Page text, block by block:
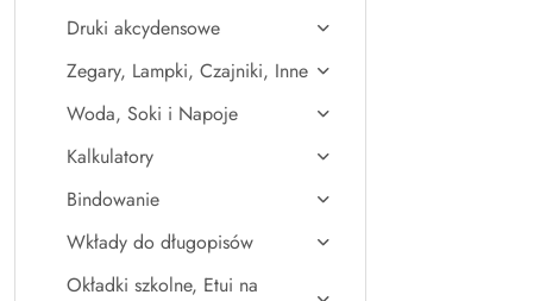
Druki akcydensowe
Zegary, Lampki, Czajniki, Inne
Woda, Soki i Napoje
Kalkulatory
Bindowanie
Wkłady do długopisów
Okładki szkolne, Etui na